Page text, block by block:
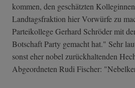
kommen, den geschätzten
Landtagsfraktion hier Vorwürfe zu
Parteikollege Gerhard Schröder mit
Botschaft Party gemacht hat." Sehr
sonst eher nobel zurückhaltenden
Abgeordneten Rudi Fischer: